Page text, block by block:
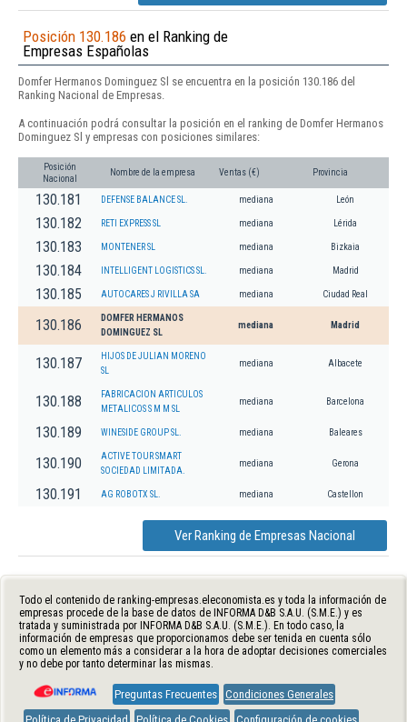
Posición 130.186 en el Ranking de
Empresas Españolas
Domfer Hermanos Dominguez Sl se encuentra en la posición 130.186 del
Ranking Nacional de Empresas.
A continuación podrá consultar la posición en el ranking de Domfer Hermanos
Dominguez Sl y empresas con posiciones similares:
Posición
Nacional
Nombre de la empresa Ventas (€) Provincia
130.181 DEFENSE BALANCE SL. mediana León
130.182 RETI EXPRESS SL mediana Lérida
130.183 MONTENER SL mediana Bizkaia
130.184 INTELLIGENT LOGISTICS SL. mediana Madrid
130.185 AUTOCARES J RIVILLA SA mediana Ciudad Real
130.186
DOMFER HERMANOS
DOMINGUEZ SL
mediana Madrid
130.187
HIJOS DE JULIAN MORENO
SL
mediana Albacete
130.188
FABRICACION ARTICULOS
METALICOS S M M SL
mediana Barcelona
130.189 WINESIDE GROUP SL. mediana Baleares
130.190
ACTIVE TOUR SMART
SOCIEDAD LIMITADA.
mediana Gerona
130.191 AG ROBOTX SL. mediana Castellon
Ver Ranking de Empresas Nacional
Todo el contenido de ranking-empresas.eleconomista.es y toda la información de
empresas procede de la base de datos de INFORMA D&B S.A.U. (S.M.E.) y es
tratada y suministrada por INFORMA D&B S.A.U. (S.M.E.). En todo caso, la
información de empresas que proporcionamos debe ser tenida en cuenta sólo
como un elemento más a considerar a la hora de adoptar decisiones comerciales
y no debe por tanto determinar las mismas.
Preguntas Frecuentes Condiciones Generales